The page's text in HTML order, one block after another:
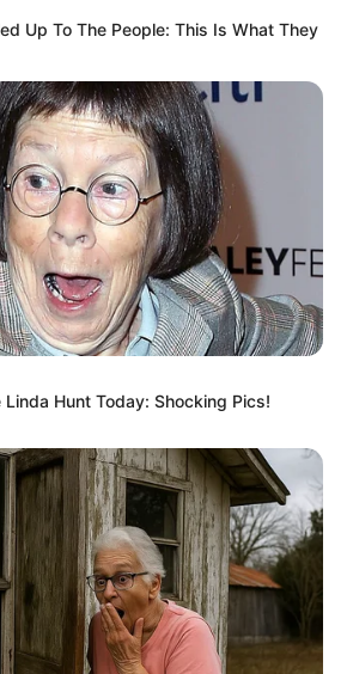
Up To The People: This Is What They
Hunt Today: Shocking Pics!